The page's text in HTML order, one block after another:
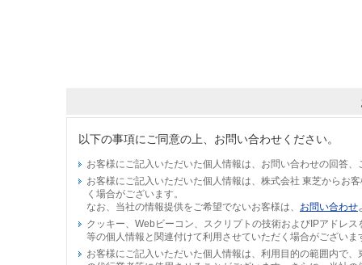
以下の事項にご同意の上、お問い合わせください。
お客様にご記入いただいた個人情報は、お問い合わせの回答
お客様にご記入いただいた個人情報は、株式会社 東芝からお
く場合がございます。
なお、当社の情報提供をご希望でないお客様は、 お問い合わせ
クッキー、Webビーコン、スクリプトの技術およびIPアドレ
等の個人情報と関連付けて利用させていただく場合がございま
お客様にご記入いただいた個人情報は、利用目的の範囲内で